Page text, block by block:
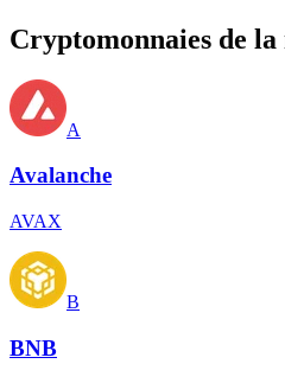
Cryptomonnaies de
A
Avalanche
AVAX
B
BNB